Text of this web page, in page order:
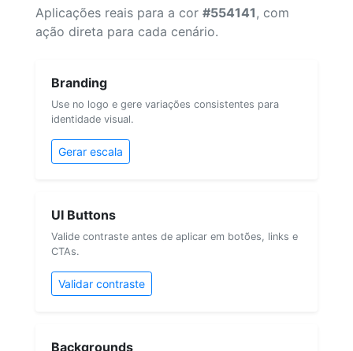
Aplicações reais para a cor #554141 , com
ação direta para cada cenário.
Branding
Use no logo e gere variações consistentes para
identidade visual.
Gerar escala
UI Buttons
Valide contraste antes de aplicar em botões, links e
CTAs.
Validar contraste
Backgrounds